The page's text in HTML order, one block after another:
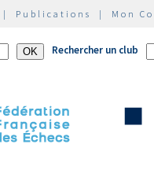
| Publications | Mon
Rechercher un club